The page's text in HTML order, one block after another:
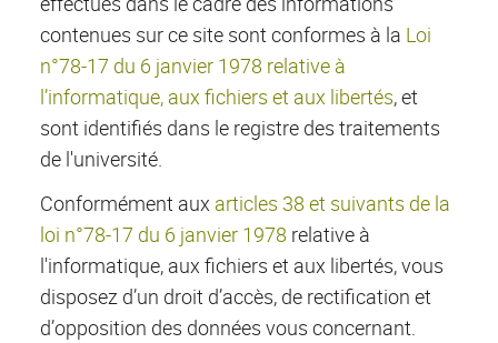
contenues sur ce site sont conformes à la Loi
n°78-17 du 6 janvier 1978 relative à
l’informatique, aux fichiers et aux libertés, et
sont identifiés dans le registre des traitements
de l'université.
Conformément aux articles 38 et suivants de la
loi n°78-17 du 6 janvier 1978 relative à
l'informatique, aux fichiers et aux libertés, vous
disposez d’un droit d’accès, de rectification et
d’opposition des données vous concernant.